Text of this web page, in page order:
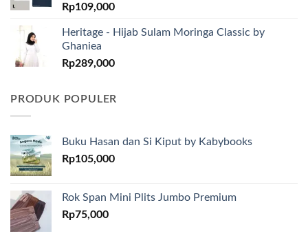
Rp109,000
Heritage - Hijab Sulam Moringa Classic by
Ghaniea
Rp289,000
PRODUK POPULER
Buku Hasan dan Si Kiput by Kabybooks
Rp105,000
Rok Span Mini Plits Jumbo Premium
Rp75,000